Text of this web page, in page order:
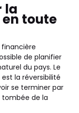
la
toute
financière
de planifier
du pays. Le
la réversibilité
se terminer par
de la